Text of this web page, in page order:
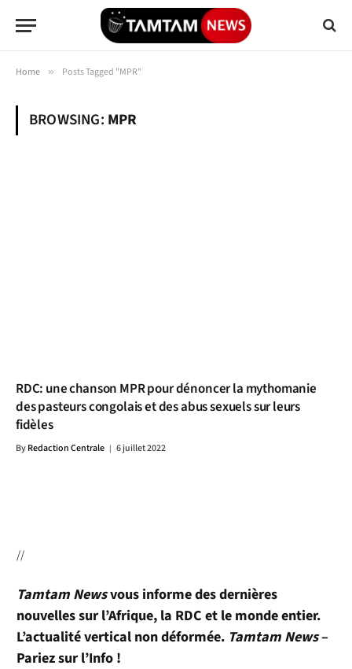
Home » Posts Tagged "MPR"
BROWSING: MPR
RDC: une chanson MPR pour dénoncer la mythomanie
des pasteurs congolais et des abus sexuels sur leurs
fidèles
ByRedaction Centrale 6 juillet 2022
//
Tamtam Newsvous informe des dernières
nouvelles sur l’Afrique, la RDC et le monde entier.
L’actualité vertical non déformée. Tamtam News–
Pariez sur l’Info !